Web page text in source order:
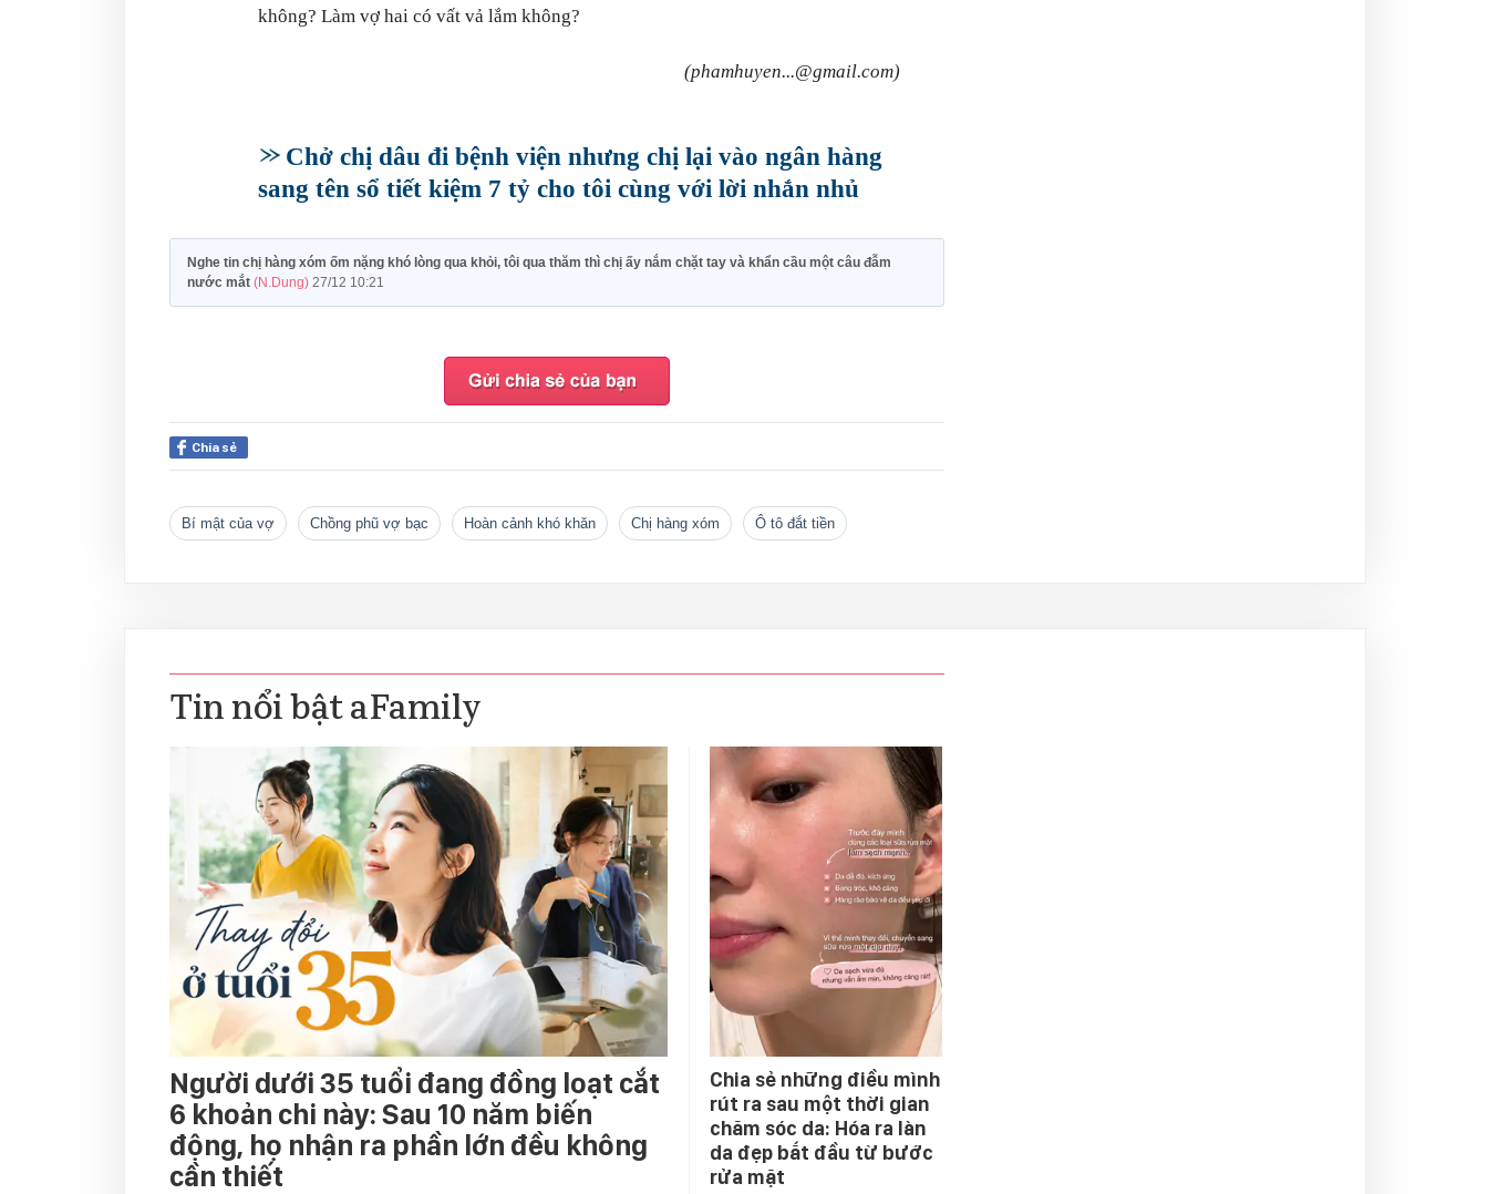
không? Làm vợ hai có vất vả lắm không?
(phamhuyen...@gmail.com)
Chở chị dâu đi bệnh viện nhưng chị lại vào ngân hàng
sang tên sổ tiết kiệm 7 tỷ cho tôi cùng với lời nhắn nhủ
Nghe tin chị hàng xóm ốm nặng khó lòng qua khỏi, tôi qua thăm thì chị ấy nắm chặt tay và khẩn cầu một câu đẫm
nước mắt (N.Dung) 27/12 10:21
Chia sẻ
bí mật của vợ Chồng phũ vợ bạc Hoàn cảnh khó khăn chị hàng xóm ô tô đắt tiền
Tin nổi bật aFamily
Người dưới 35 tuổi đang đồng loạt cắt
6 khoản chi này: Sau 10 năm biến
động, họ nhận ra phần lớn đều không
cần thiết
Chia sẻ những điều mình
rút ra sau một thời gian
chăm sóc da: Hóa ra làn
da đẹp bắt đầu từ bước
rửa mặt